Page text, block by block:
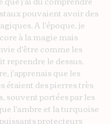
pouvaient avoir des
A l'époque, je
à la magie mais
d'être comme les
reprendre le dessus.
j'apprenais que les
étaient des pierres très
souvent portées par les
l'ambre et la turquoise
protecteurs